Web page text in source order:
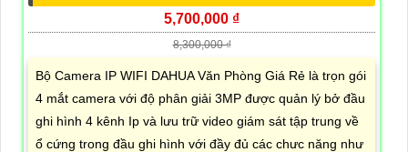
5,700,000 ₫
8,300,000 ₫
Bộ Camera IP WIFI DAHUA Văn Phòng Giá Rẻ là trọn gói
4 mắt camera với độ phân giải 3MP được quản lý bở đầu
ghi hình 4 kênh Ip và lưu trữ video giám sát tập trung về
ổ cứng trong đầu ghi hình với đầy đủ các chưc năng như